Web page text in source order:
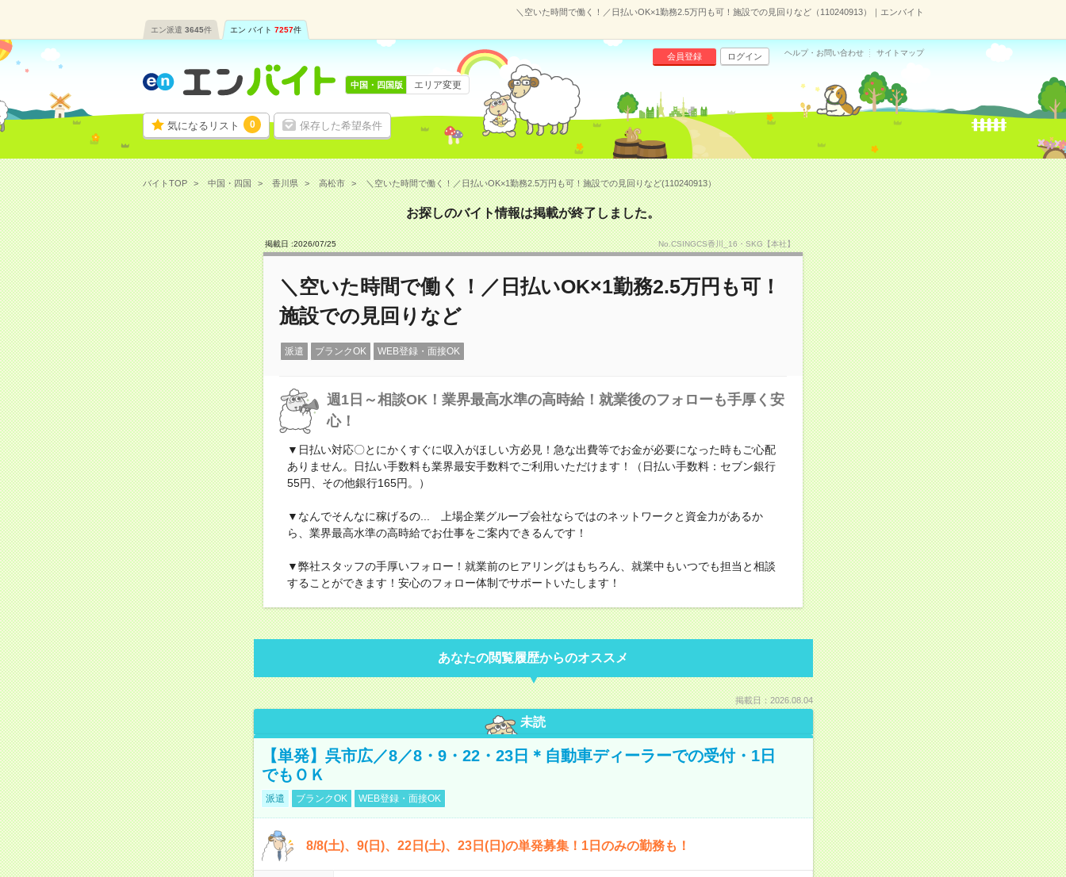
＼空いた時間で働く！／日払いOK×1勤務2.5万円も可！施設での見回りなど（110240913）｜エンバイト
エン派遣 3645件 エン バイト 7257件
気になるリスト 0 保存した希望条件
会員登録 ログイン ヘルプ・お問い合わせ サイトマップ
中国・四国版 エリア変更
バイトTOP 中国・四国 香川県 高松市 ＼空いた時間で働く！／日払いOK×1勤務2.5万円も可！施設での見回りなど(110240913）
お探しのバイト情報は掲載が終了しました。
掲載日 :2026/07/25 No.CSINGCS香川_16・SKG【本社】
＼空いた時間で働く！／日払いOK×1勤務2.5万円も可！
施設での見回りなど
派遣 ブランクOK WEB登録・面接OK
週1日～相談OK！業界最高水準の高時給！就業後のフォローも手厚く安
心！
▼日払い対応〇とにかくすぐに収入がほしい方必見！急な出費等でお金が必要になった時もご心配
ありません。日払い手数料も業界最安手数料でご利用いただけます！（日払い手数料：セブン銀行
55円、その他銀行165円。）
▼なんでそんなに稼げるの... 上場企業グループ会社ならではのネットワークと資金力があるか
ら、業界最高水準の高時給でお仕事をご案内できるんです！
▼弊社スタッフの手厚いフォロー！就業前のヒアリングはもちろん、就業中もいつでも担当と相談
することができます！安心のフォロー体制でサポートいたします！
あなたの閲覧履歴からのオススメ
掲載日：2026.08.04
未読
【単発】呉市広／8／8・9・22・23日＊自動車ディーラーでの受付・1日
でもＯＫ
派遣 ブランクOK WEB登録・面接OK
8/8(土)、9(日)、22日(土)、23日(日)の単発募集！1日のみの勤務も！